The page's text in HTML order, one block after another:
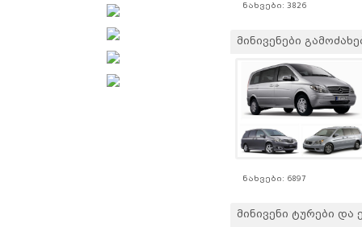
ნახვები: 3826
მინივენები
ნახვები: 6897
მინივენი ტურები და